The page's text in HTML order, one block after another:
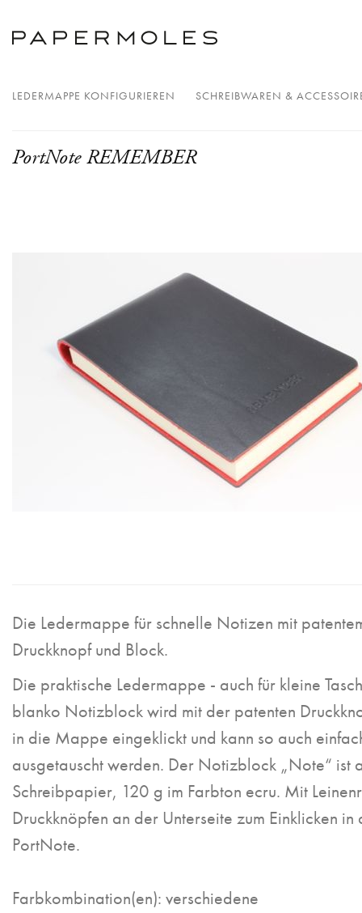
LEDERMAPPE KONFIGURIEREN SCHREIBWAREN &
PortNote REMEMBER
Die Ledermappe für schnelle Notizen mit
Druckknopf und Block.
Die praktische Ledermappe - auch für kleine
blanko Notizblock wird mit der patenten
in die Mappe eingeklickt und kann so auch
ausgetauscht werden. Der Notizblock „Note“ ist
Schreibpapier, 120 g im Farbton ecru. Mit
Druckknöpfen an der Unterseite zum Einklicken in
PortNote.
Farbkombination(en): verschiedene